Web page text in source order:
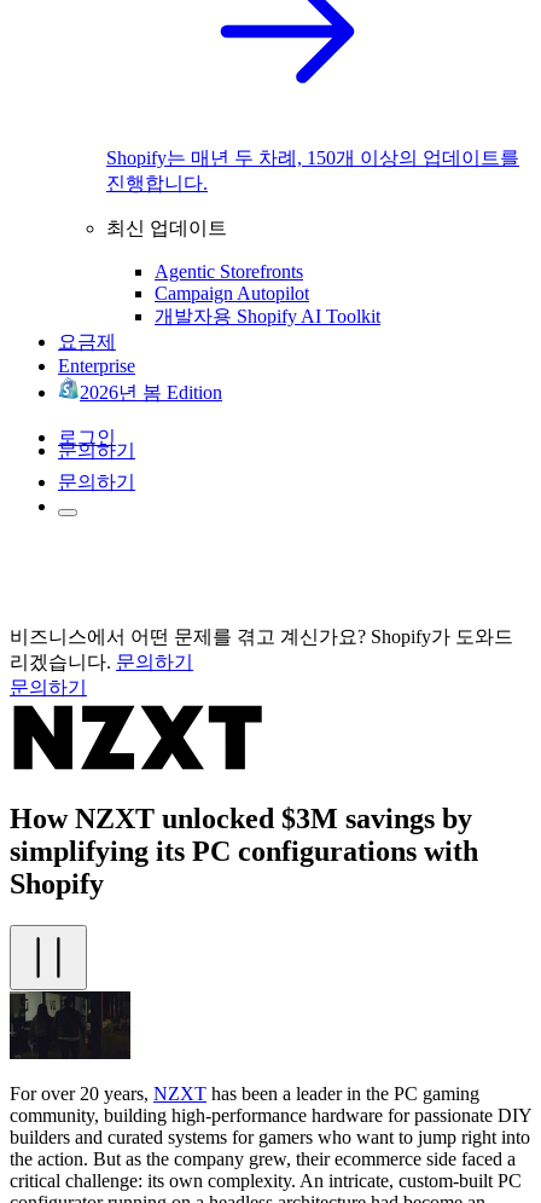
Shopify는 매년 두 차례, 150개 이상의 업데이트를
진행합니다.
최신 업데이트
Agentic Storefronts
Campaign Autopilot
개발자용 Shopify AI Toolkit
요금제
Enterprise
2026년 봄 Edition
로그인
문의하기
문의하기
비즈니스에서 어떤 문제를 겪고 계신가요? Shopify가 도와드
리겠습니다. 문의하기
문의하기
How NZXT unlocked $3M savings by
simplifying its PC configurations with
Shopify
For over 20 years, NZXT has been a leader in the PC gaming
community, building high-performance hardware for passionate DIY
builders and curated systems for gamers who want to jump right into
the action. But as the company grew, their ecommerce side faced a
critical challenge: its own complexity. An intricate, custom-built PC